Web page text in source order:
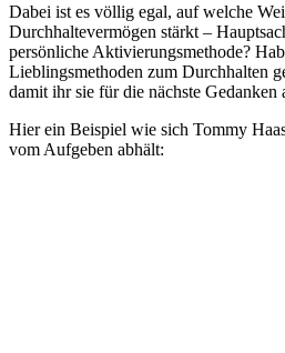
Dabei ist es völlig egal, auf welche
Durchhaltevermögen stärkt –
persönliche Aktivierungsmethode?
Lieblingsmethoden zum Durchhalten
damit ihr sie für die nächste Gedanken
Hier ein Beispiel wie sich Tommy
vom Aufgeben abhält: